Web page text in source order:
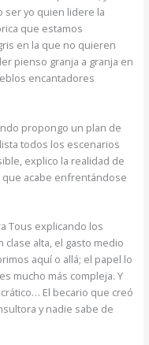
ser yo quien lidere la
que estamos
en la que no quieren
pienso granja a granja en
encantadores
propongo un plan de
todos los escenarios
explico la realidad de
que acabe enfrentándose
Tous explicando los
alta, el gasto medio
aquí o allá; el papel lo
mucho más compleja. Y
El becario que creó
y nadie sabe de